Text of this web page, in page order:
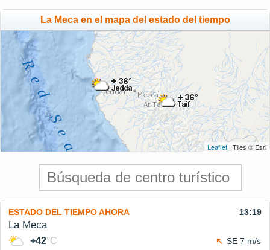
La Meca en el mapa del estado del tiempo
Leaflet | Tiles © Esri
ESTADO DEL TIEMPO AHORA 13:19
La Meca
+42°C
SE 7 m/s